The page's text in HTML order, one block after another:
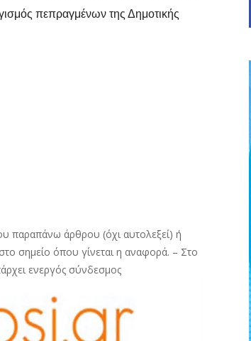
πεπραγμένων της Δημοτικής
παραπάνω άρθρου (όχι αυτολεξεί) ή
σημείο όπου γίνεται η αναφορά. – Στο
ενεργός σύνδεσμος